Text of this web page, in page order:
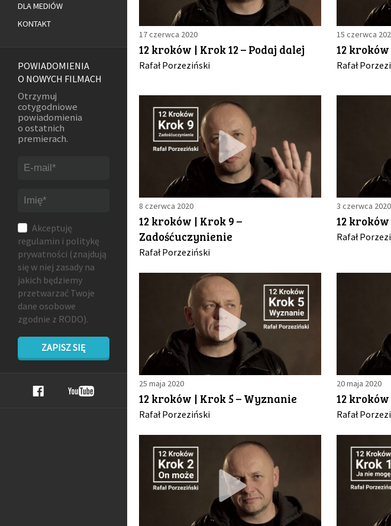
17 czerwca 2020
12 kroków | Krok 12 – Podaj dalej
Rafał Porzeziński
15 czerwca
12 kroków
Rafał
8 czerwca 2020
12 kroków | Krok 9 –
Zadośćuczynienie
Rafał Porzeziński
3 czerwca 2020
12
Rafał
25 maja 2020
12 kroków | Krok 5 – Wyznanie
Rafał Porzeziński
20 maja 2020
12
Rafał
DLA MEDIÓW
KONTAKT
POWIADOMIENIA
O NOWYCH FILMACH
Otrzymuj
cotygodniowe
powiadomienia
o ostatnich
premierach.
Akceptuję
regulamin i politykę
prywatności (znajdują
się w niej zasady na
jakich będziemy
przetwarzać Twoje
dane osobowe
zgodnie z RODO).
ZAPISZ SIĘ